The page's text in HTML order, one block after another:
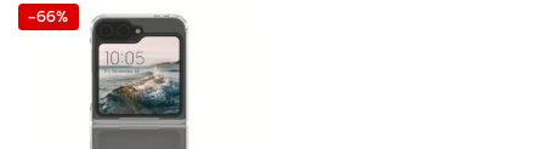
890 ฿.390 ฿.
-66%